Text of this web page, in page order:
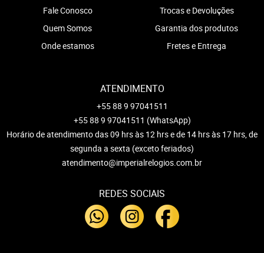
Fale Conosco
Quem Somos
Onde estamos
Trocas e Devoluções
Garantia dos produtos
Fretes e Entrega
ATENDIMENTO
+55 88 9 97041511
+55 88 9 97041511 (WhatsApp)
Horário de atendimento das 09 hrs às 12 hrs e de 14 hrs às 17 hrs, de
segunda a sexta (exceto feriados)
atendimento@imperialrelogios.com.br
REDES SOCIAIS